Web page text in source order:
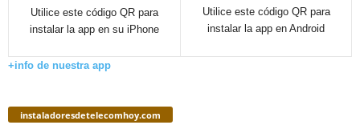
Utilice este código QR para
instalar la app en su iPhone
Utilice este código QR para
instalar la app en Android
+info de nuestra app
instaladoresdetelecomhoy.com